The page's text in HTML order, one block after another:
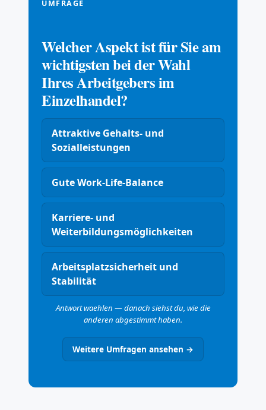
UMFRAGE
Welcher Aspekt ist für Sie am
wichtigsten bei der Wahl
Ihres Arbeitgebers im
Einzelhandel?
Attraktive Gehalts- und
Sozialleistungen
Gute Work-Life-Balance
Karriere- und
Weiterbildungsmöglichkeiten
Arbeitsplatzsicherheit und
Stabilität
Antwort waehlen — danach siehst du, wie die
anderen abgestimmt haben.
Weitere Umfragen ansehen →